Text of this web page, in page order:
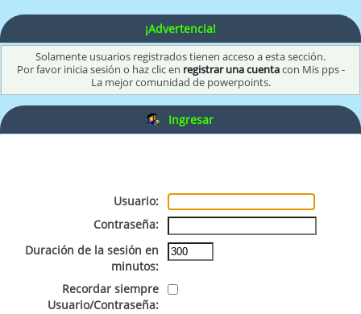
¡Advertencia!
Solamente usuarios registrados tienen acceso a esta sección.
Por favor inicia sesión o haz clic en registrar una cuentacon Mis pps -
La mejor comunidad de powerpoints.
Ingresar
Usuario:
Contraseña:
Duración de la sesión en
minutos:
Recordar siempre
Usuario/Contraseña: